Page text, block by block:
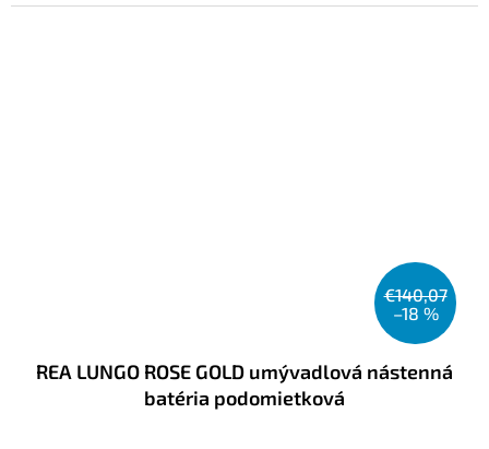
€140,07
–18 %
REA LUNGO ROSE GOLD umývadlová nástenná
batéria podomietková